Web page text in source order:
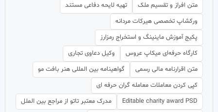
متن افراز و تقسیم ملک
تهیه لایحه دفاعی مستند
ورکشاپ تخصصی هیرکات مردانه
پکیج آموزش ماینینگ و استخراج رمزارز
کارگاه حرفه‌ای میکاپ عروس
وکیل دعاوی تجاری
متن اقرارنامه مالی رسمی
گواهینامه بین المللی هنر بافت مو
کپی کردن معاملات معامله گران حرفه ای
Editable charity award PSD
مدرک معتبر تاتو از مراجع بین الملل